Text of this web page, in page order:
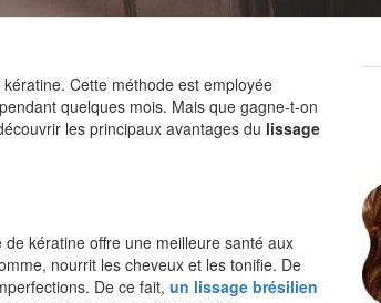
Cette méthode est employée
quelques mois. Mais que gagne-t-on
les principaux avantages du lissage
kératine offre une meilleure santé aux
nourrit les cheveux et les tonifie. De
De ce fait, un lissage brésilien